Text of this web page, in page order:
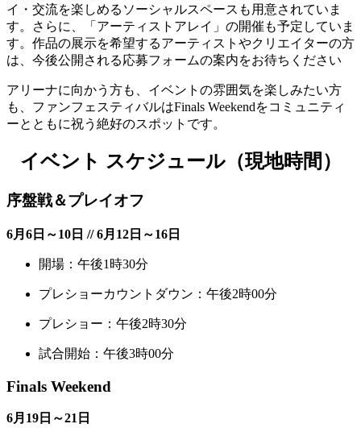
イ・交流を楽しめるソーシャルスペースも用意されていま
す。さらに、「アーティストアレイ」の開催も予定していま
す。作品の展示を希望するアーティストやクリエイターの方
は、今後公開される応募フォームの案内をお待ちください
アリーナに向かう方も、イベントの雰囲気を楽しみたい方
も、ファンフェスティバルはFinals Weekendをコミュニティ
ーとともに祝う絶好のスポットです。
イベント スケジュール（現地時間）
序盤戦＆プレイオフ
6月6日～10日 // 6月12日～16日
開場：午後1時30分
プレショーカウントダウン：午後2時00分
プレショー：午後2時30分
試合開始：午後3時00分
Finals Weekend
6月19日～21日